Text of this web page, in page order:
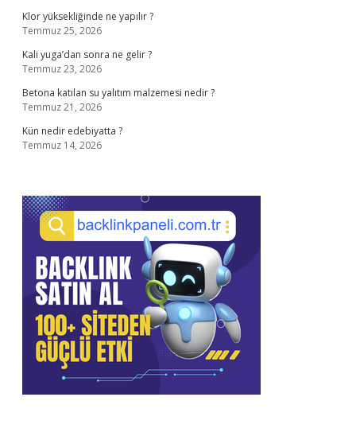
Klor yüksekliğinde ne yapılır ?
Temmuz 25, 2026
Kali yuga’dan sonra ne gelir ?
Temmuz 23, 2026
Betona katılan su yalıtım malzemesi nedir ?
Temmuz 21, 2026
Kün nedir edebiyatta ?
Temmuz 14, 2026